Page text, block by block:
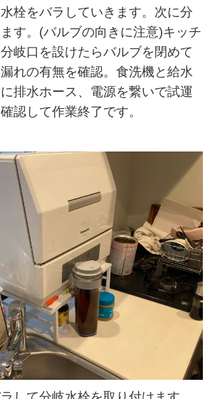
栓をバラしていきます。次に分
す。(バルブの向きに注意)キッチ
岐口を設けたらバルブを閉めて
れの有無を確認。食洗機と給水
排水ホース、電源を繋いで試運
認して作業終了です。